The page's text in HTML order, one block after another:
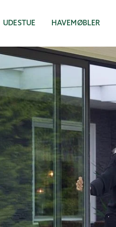
UDESTUE HAVEMØBLER